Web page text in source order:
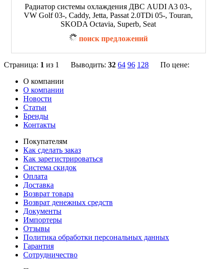
Радиатор системы охлаждения ДВС AUDI A3 03-,
VW Golf 03-, Caddy, Jetta, Passat 2.0TDi 05-, Touran,
SKODA Octavia, Superb, Seat
поиск предложений
Страница: 1 из 1 Выводить: 32 64 96 128
По цене:
О компании
О компании
Новости
Статьи
Бренды
Контакты
Покупателям
Как сделать заказ
Как зарегистрироваться
Система скидок
Оплата
Доставка
Возврат товара
Возврат денежных средств
Документы
Импортеры
Отзывы
Политика обработки персональных данных
Гарантия
Сотрудничество